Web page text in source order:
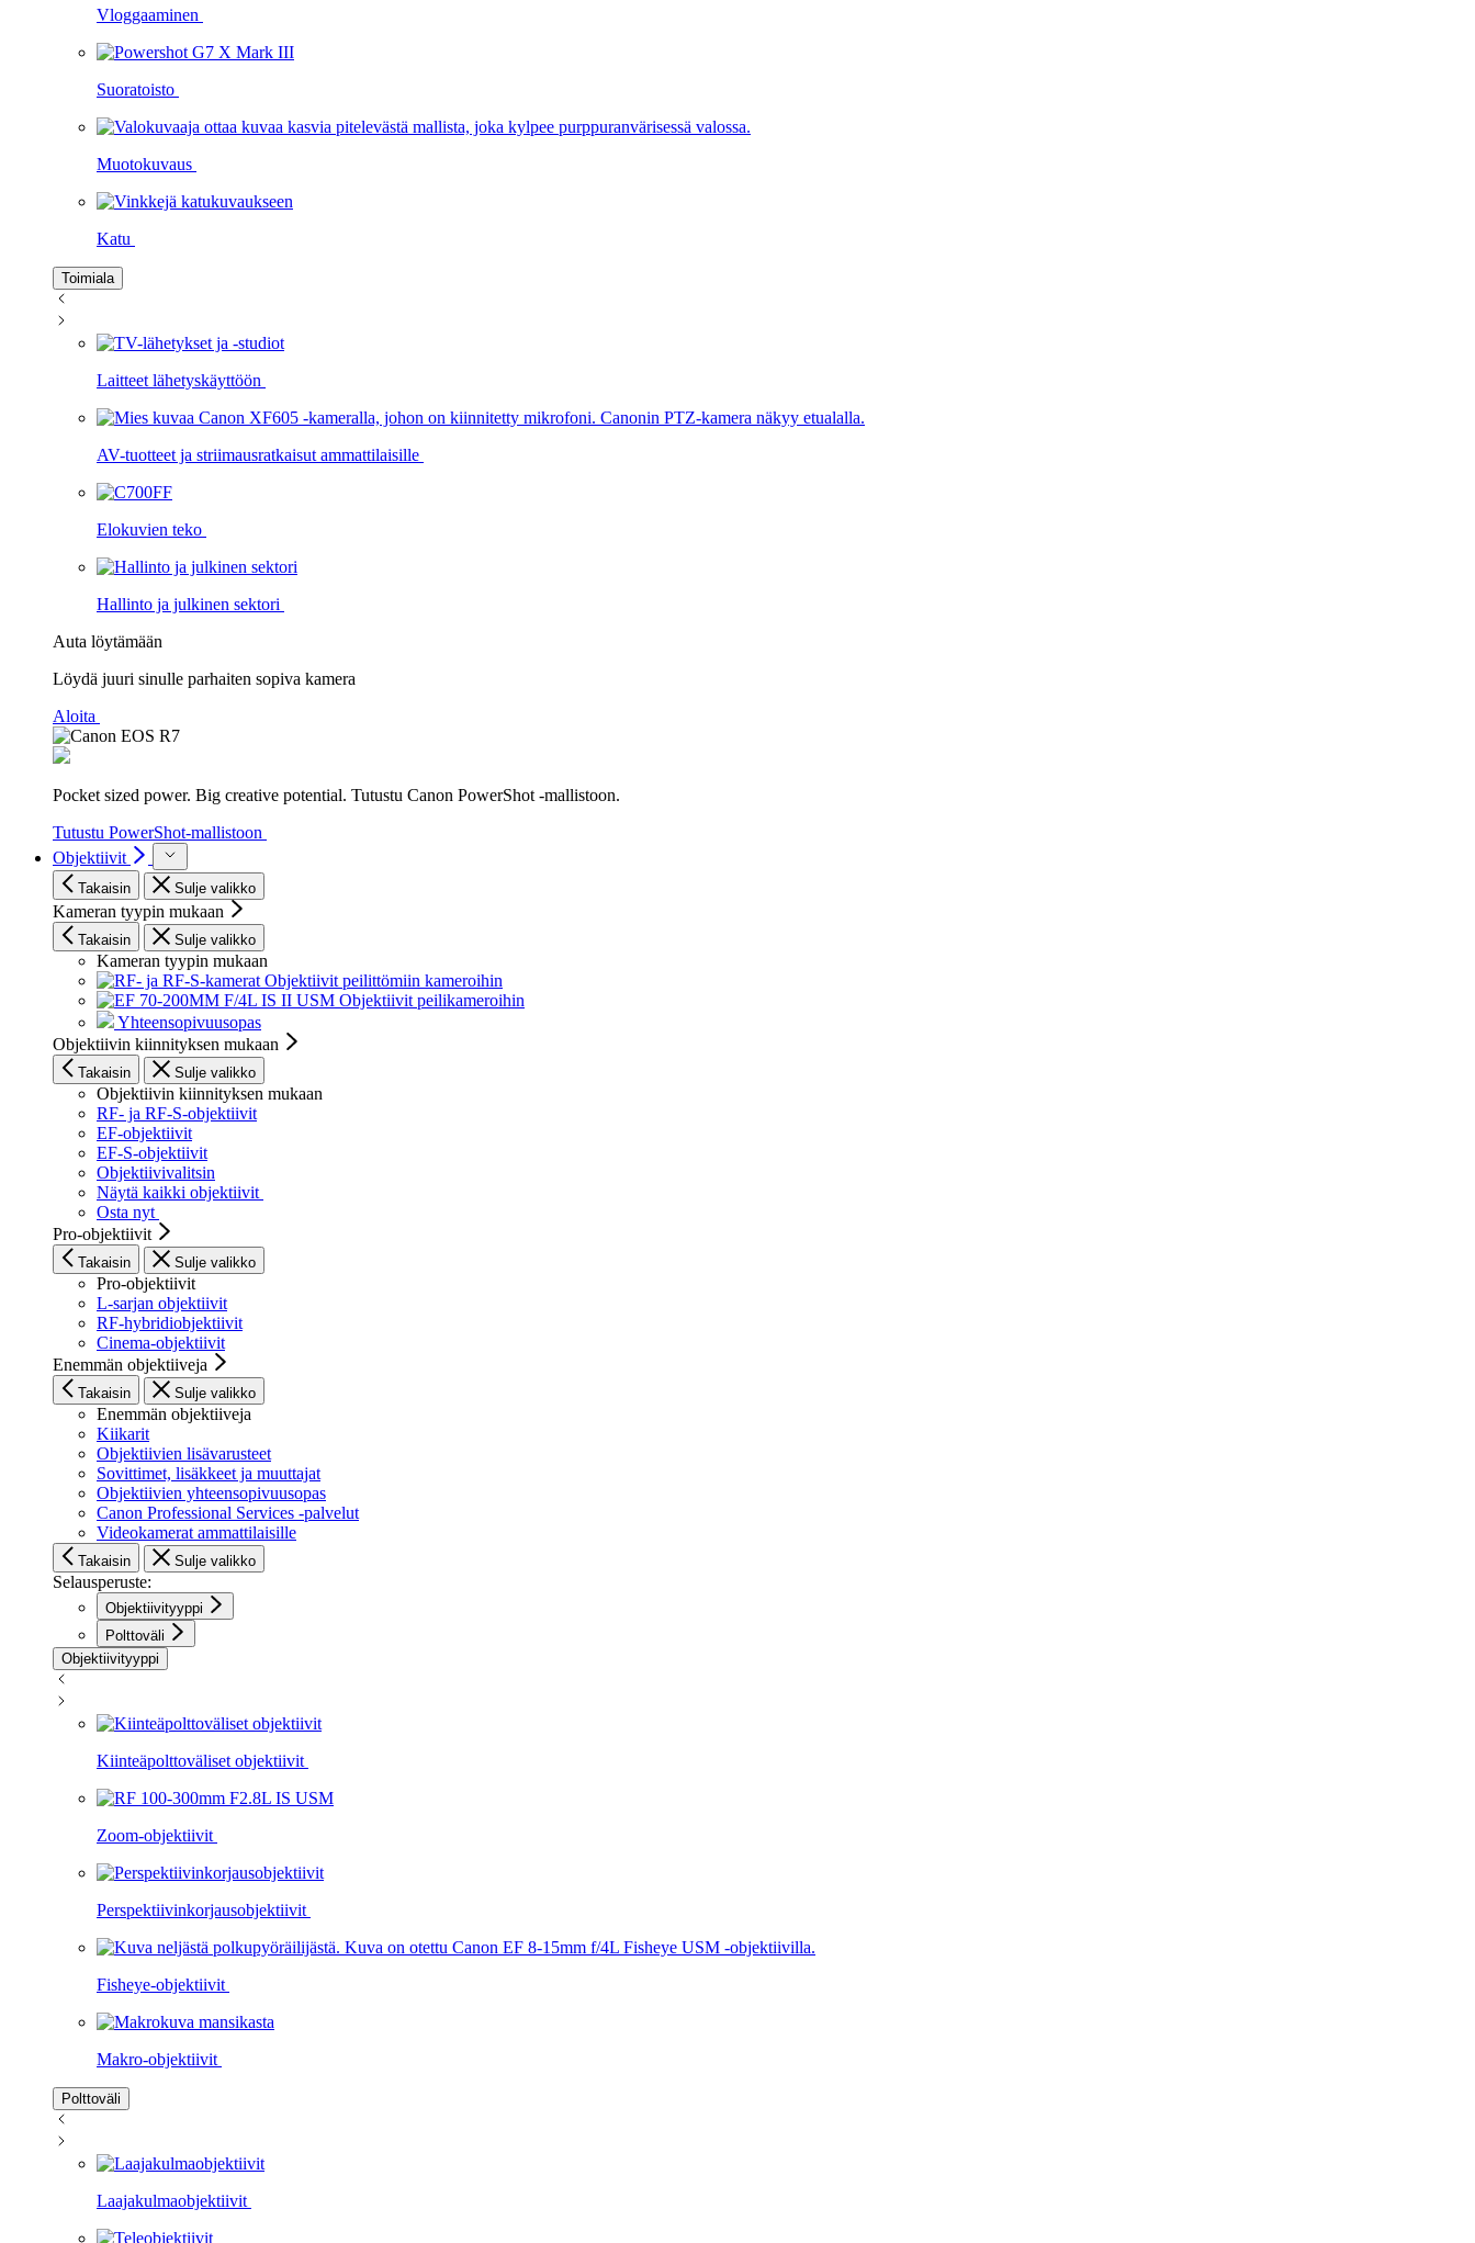
Vloggaaminen
Suoratoisto
Muotokuvaus
Katu
Toimiala
Laitteet lähetyskäyttöön
AV-tuotteet ja striimausratkaisut ammattilaisille
Elokuvien teko
Hallinto ja julkinen sektori
Auta löytämään
Löydä juuri sinulle parhaiten sopiva kamera
Aloita
Pocket sized power. Big creative potential. Tutustu Canon PowerShot -mallistoon.
Tutustu PowerShot-mallistoon
Objektiivit
Takaisin Sulje valikko
Kameran tyypin mukaan
Takaisin Sulje valikko
Kameran tyypin mukaan
Objektiivit peilittömiin kameroihin
Objektiivit peilikameroihin
Yhteensopivuusopas
Objektiivin kiinnityksen mukaan
Takaisin Sulje valikko
Objektiivin kiinnityksen mukaan
RF- ja RF-S-objektiivit
EF-objektiivit
EF-S-objektiivit
Objektiivivalitsin
Näytä kaikki objektiivit
Osta nyt
Pro-objektiivit
Takaisin Sulje valikko
Pro-objektiivit
L-sarjan objektiivit
RF-hybridiobjektiivit
Cinema-objektiivit
Enemmän objektiiveja
Takaisin Sulje valikko
Enemmän objektiiveja
Kiikarit
Objektiivien lisävarusteet
Sovittimet, lisäkkeet ja muuttajat
Objektiivien yhteensopivuusopas
Canon Professional Services -palvelut
Videokamerat ammattilaisille
Takaisin Sulje valikko
Selausperuste:
Objektiivityyppi
Polttoväli
Objektiivityyppi
Kiinteäpolttoväliset objektiivit
Zoom-objektiivit
Perspektiivinkorjausobjektiivit
Fisheye-objektiivit
Makro-objektiivit
Polttoväli
Laajakulmaobjektiivit